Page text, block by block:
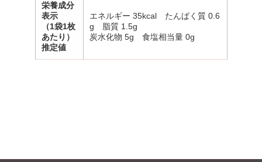
栄養成分
表示
（1袋1枚
あたり）
推定値
エネルギー 35kcal たんぱく質 0.6
g 脂質 1.5g
炭水化物 5g 食塩相当量 0g